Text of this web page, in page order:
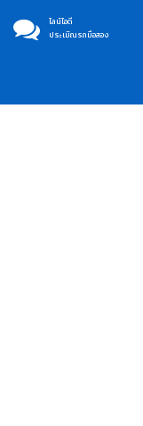
ไลน์ไอดี
ประเมิณรถมือสอง